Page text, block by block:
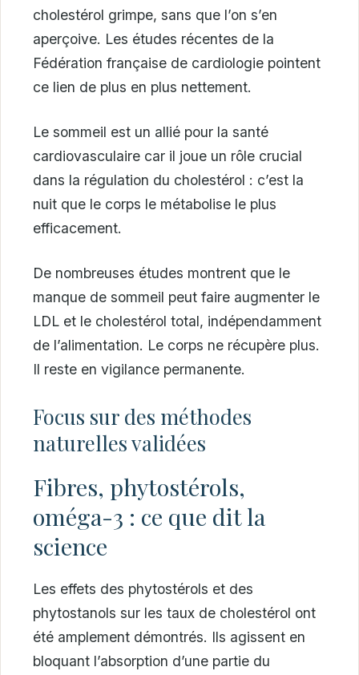
cholestérol grimpe, sans que l’on s’en
aperçoive. Les études récentes de la
Fédération française de cardiologie pointent
ce lien de plus en plus nettement.
Le sommeil est un allié pour la santé
cardiovasculaire car il joue un rôle crucial
dans la régulation du cholestérol : c’est la
nuit que le corps le métabolise le plus
efficacement.
De nombreuses études montrent que le
manque de sommeil peut faire augmenter le
LDL et le cholestérol total, indépendamment
de l’alimentation. Le corps ne récupère plus.
Il reste en vigilance permanente.
Focus sur des méthodes
naturelles validées
Fibres, phytostérols,
oméga-3 : ce que dit la
science
Les effets des phytostérols et des
phytostanols sur les taux de cholestérol ont
été amplement démontrés. Ils agissent en
bloquant l’absorption d’une partie du